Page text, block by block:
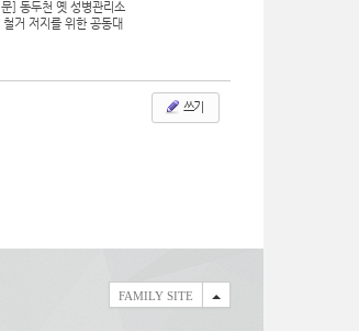
문] 동두천 옛 성병관리소
철거 저지를 위한 공동대
쓰기
FAMILY SITE